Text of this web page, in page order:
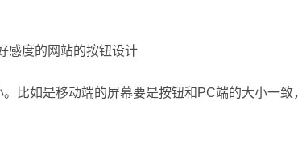
比如是移动端的屏幕要是按钮和PC端的大小一致